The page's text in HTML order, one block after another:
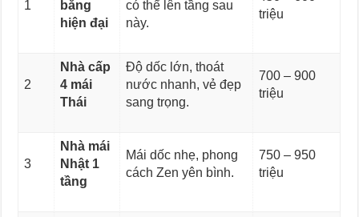
1
bằng
hiện đại
có thể lên tầng sau
này.
triệu
2
Nhà cấp
4 mái
Thái
Độ dốc lớn, thoát
nước nhanh, vẻ đẹp
sang trọng.
700 – 900
triệu
3
Nhà mái
Nhật 1
tầng
Mái dốc nhẹ, phong
cách Zen yên bình.
750 – 950
triệu